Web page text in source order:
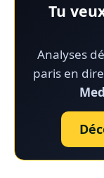
Tu
Analyses
paris en